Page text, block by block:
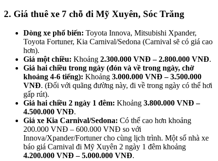
2. Giá thuê xe 7 chỗ đi Mỹ Xuyên, Sóc Trăng
Dòng xe phổ biến: Toyota Innova, Mitsubishi Xpander,
Toyota Fortuner, Kia Carnival/Sedona (Carnival sẽ có giá cao
hơn).
Giá một chiều: Khoảng 2.300.000 VNĐ – 2.800.000 VNĐ.
Giá hai chiều trong ngày (đón và về trong ngày, chờ
khoảng 4-6 tiếng): Khoảng 3.000.000 VNĐ – 3.500.000
VNĐ. (Đối với quãng đường này, đi về trong ngày có thể hơi
gấp rút).
Giá hai chiều 2 ngày 1 đêm: Khoảng 3.800.000 VNĐ –
4.500.000 VNĐ.
Giá xe Kia Carnival/Sedona: Có thể cao hơn khoảng
200.000 VNĐ – 600.000 VNĐ so với
Innova/Xpander/Fortuner cho cùng lịch trình. Một số nhà xe
báo giá Carnival đi Mỹ Xuyên 2 ngày 1 đêm khoảng
4.200.000 VNĐ – 5.000.000 VNĐ.